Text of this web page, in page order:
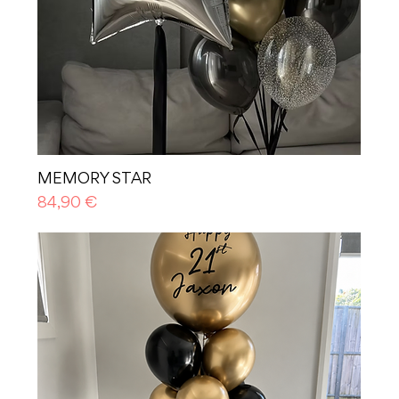
MEMORY STAR
Prezzo
84,90 €